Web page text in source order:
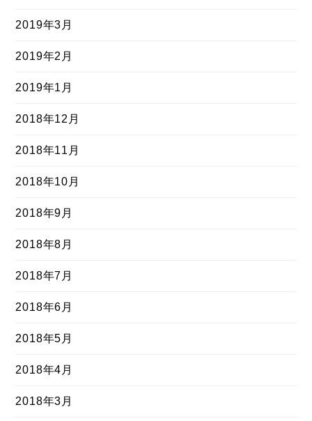
2019年3月
2019年2月
2019年1月
2018年12月
2018年11月
2018年10月
2018年9月
2018年8月
2018年7月
2018年6月
2018年5月
2018年4月
2018年3月